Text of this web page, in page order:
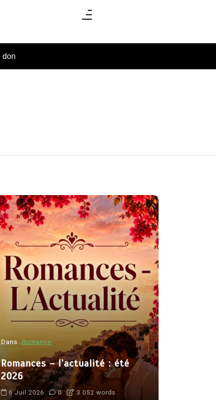
don
Dans Romance
Romances – l’actualité : été
2026
6 Juil 2026 0 3 052 words